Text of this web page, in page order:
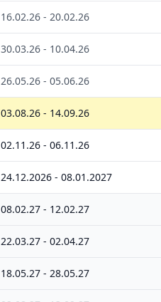
16.02.26 - 20.02.26
30.03.26 - 10.04.26
26.05.26 - 05.06.26
03.08.26 - 14.09.26
02.11.26 - 06.11.26
24.12.2026 - 08.01.2027
08.02.27 - 12.02.27
22.03.27 - 02.04.27
18.05.27 - 28.05.27